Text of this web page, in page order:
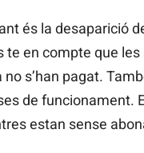
és la desaparició
te en compte que
no s’han pagat.
de funcionament.
estan sense